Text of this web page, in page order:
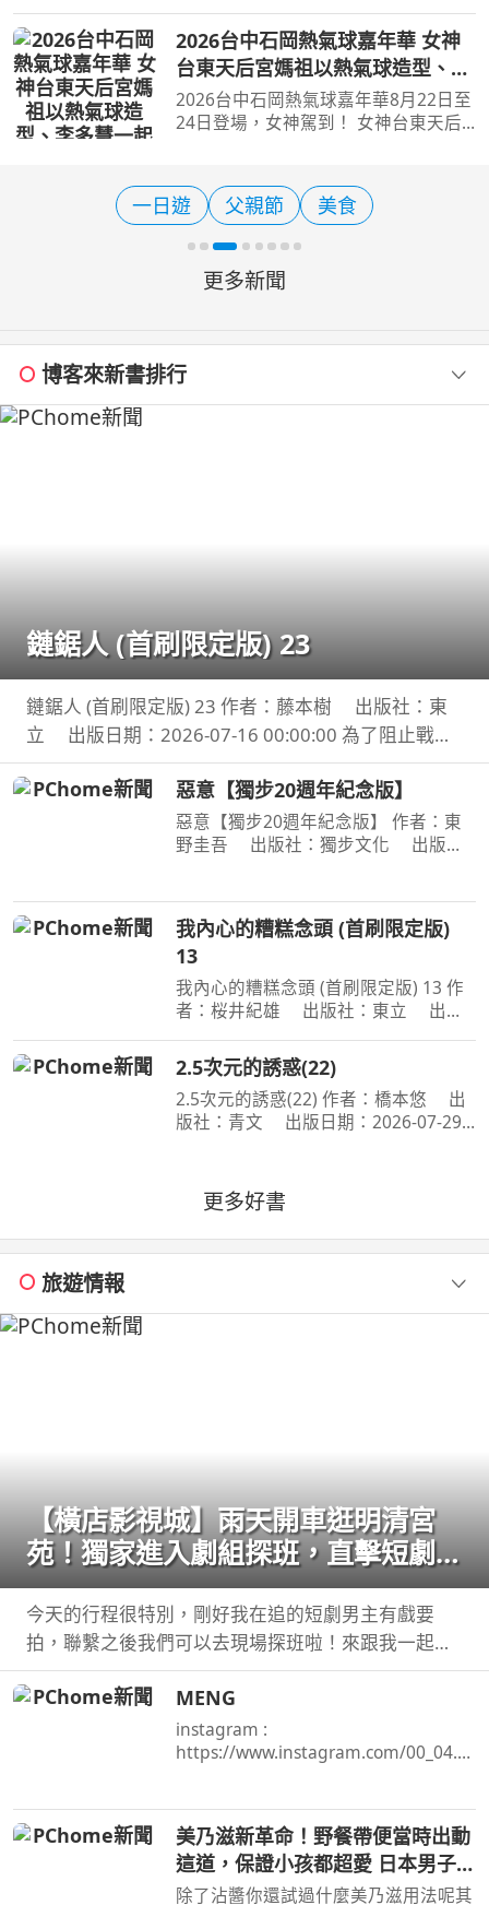
色景點，結合藝文展覽、客庄文化、山
林生態、海岸風光及在地特色體驗，規
劃了一日、二日及三日
2026台中石岡熱氣球嘉年華 女神
台東天后宮媽祖以熱氣球造型、李
多慧一起加持助陣
2026台中石岡熱氣球嘉年華8月22日至
24日登場，女神駕到！ 女神台東天后
球活動的民眾，若錯過8月20日前東台
灣所舉行的台灣國際熱氣
一日遊 父親節 美食
更多新聞
博客來新書排行
鏈鋸人 (首刷限定版) 23
鏈鋸人 (首刷限定版) 23 作者：藤本樹 出版社：東
立 出版日期：2026-07-16 00:00:00 為了阻止戰爭
惡魔盤算的恐怖計畫，小死要求淀治出手相助，與此
同時想消除死之惡魔的公安也企圖與淀治接觸。夾在
惡意【獨步20週年紀念版】
惡意【獨步20週年紀念版】 作者：東
野圭吾 出版社：獨步文化 出版日
惡意！」 「加賀恭一郎系列」日本暢
銷突破1,000萬冊！ 銷量
我內心的糟糕念頭 (首刷限定版)
13
我內心的糟糕念頭 (首刷限定版) 13 作
者：桜井紀雄 出版社：東立 出版
開始同居？時間是測驗即將到來的寒
假。京太郎居然面臨得到山田家寄住的
狀況！住在同一個屋簷
2.5次元的誘惑(22)
2.5次元的誘惑(22) 作者：橋本悠 出
版社：青文 出版日期：2026-07-29
了暑假集訓，不過奧村卻暗自煩惱著，
懷疑自己是否變成了
更多好書
旅遊情報
【橫店影視城】雨天開車逛明清宮
苑！獨家進入劇組探班，直擊短劇男
主定妝現場！哪哪麻
今天的行程很特別，剛好我在追的短劇男主有戲要
拍，聯繫之後我們可以去現場探班啦！來跟我一起看
看，螢幕上的霸總私底下是 ...
MENG
instagram :
https://www.instagram.com/00_04.1
美乃滋新革命！野餐帶便當時出動
這道，保證小孩都超愛 日本男子的
家庭料理 TASTY NOTE
除了沾醬你還試過什麼美乃滋用法呢其